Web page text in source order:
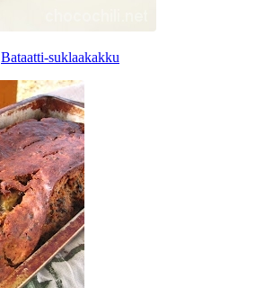
Bataatti-suklaakakku